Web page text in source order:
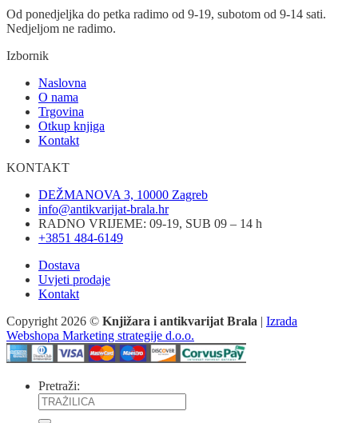
Od ponedjeljka do petka radimo od 9-19, subotom od 9-14 sati.
Nedjeljom ne radimo.
Izbornik
Naslovna
O nama
Trgovina
Otkup knjiga
Kontakt
KONTAKT
DEŽMANOVA 3, 10000 Zagreb
info@antikvarijat-brala.hr
RADNO VRIJEME: 09-19, SUB 09 – 14 h
+3851 484-6149
Dostava
Uvjeti prodaje
Kontakt
Copyright 2026 © Knjižara i antikvarijat Brala | Izrada
Webshopa Marketing strategije d.o.o.
Pretraži: